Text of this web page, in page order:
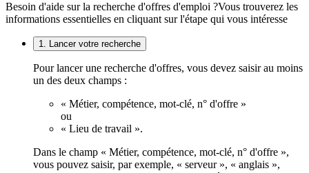
Besoin d'aide sur la recherche d'offres d'emploi ?Vous trouverez les
informations essentielles en cliquant sur l'étape qui vous intéresse
1. Lancer votre recherche
Pour lancer une recherche d'offres, vous devez saisir au moins
un des deux champs :
« Métier, compétence, mot-clé, n° d'offre »
ou
« Lieu de travail ».
Dans le champ « Métier, compétence, mot-clé, n° d'offre »,
vous pouvez saisir, par exemple, « serveur », « anglais »,